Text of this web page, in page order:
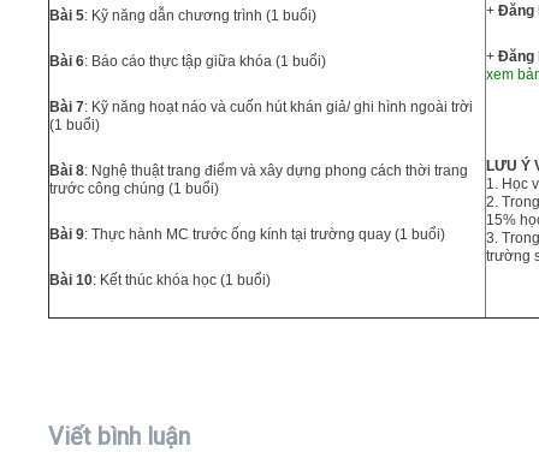
Bài 5: Kỹ năng dẫn chương trình (1 buổi)
Bài 6: Báo cáo thực tập giữa khóa (1 buổi)
Bài 7: Kỹ năng hoạt náo và cuốn hút khán giả/ ghi hình ngoài trời
(1 buổi)
Bài 8: Nghệ thuật trang điểm và xây dựng phong cách thời trang
trước công chúng (1 buổi)
Bài 9: Thực hành MC trước ống kính tại trường quay (1 buổi)
Bài 10: Kết thúc khóa học (1 buổi)
+ Đăng
+ Đăng
xem
LƯU Ý
1. Học
2.
15%
3.
trường
Viết bình luận